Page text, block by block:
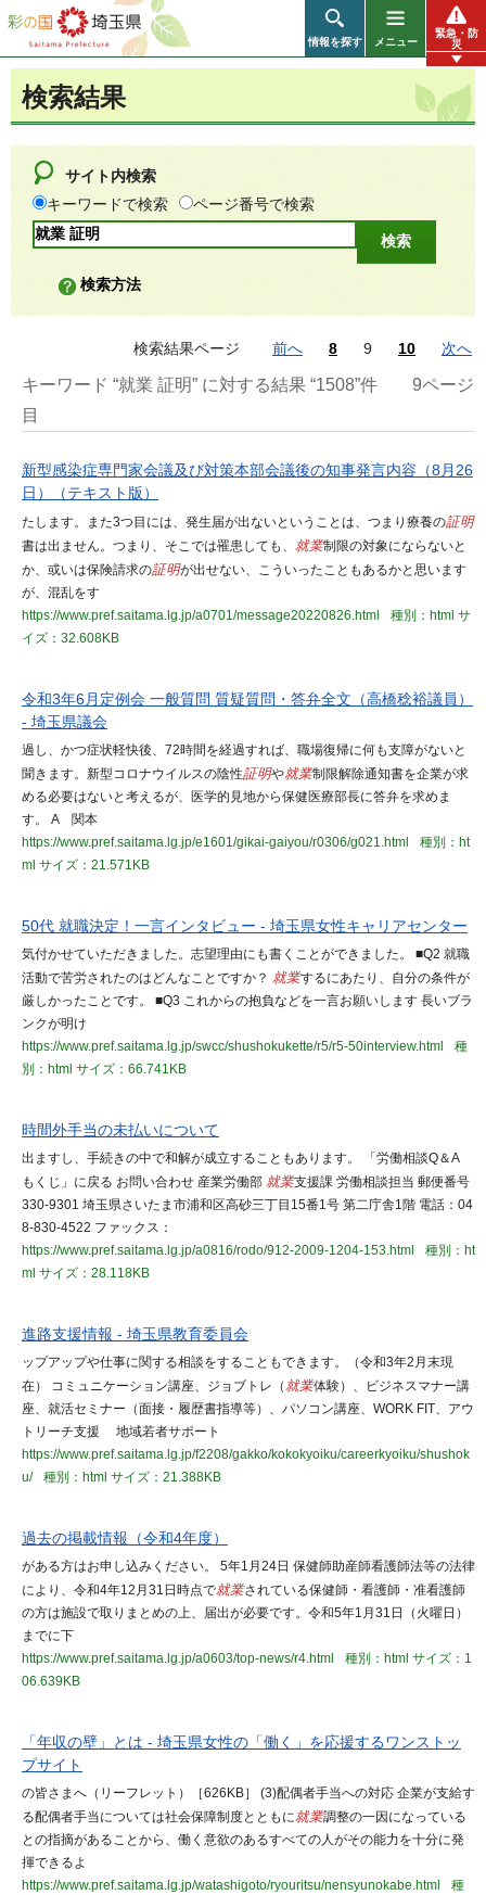
彩の国 埼玉県
情報を探す メニュー
緊急・防
災
検索結果
サイト内検索
キーワードで検索
ページ番号で検索
検索方法
検索結果ページ 前へ 8 9 10 次へ
キーワード “就業 証明” に対する結果 “1508”件
9ページ
目
新型感染症専門家会議及び対策本部会議後の知事発言内容（8月26
日）（テキスト版）
たします。また3つ目には、発生届が出ないということは、つまり療養の証明
書は出ません。つまり、そこでは罹患しても、 就業制限の対象にならないと
か、或いは保険請求の証明が出せない、こういったこともあるかと思います
が、混乱をす
https://www.pref.saitama.lg.jp/a0701/message20220826.html
種別：html サ
イズ：32.608KB
令和3年6月定例会 一般質問 質疑質問・答弁全文（高橋稔裕議員）
- 埼玉県議会
過し、かつ症状軽快後、72時間を経過すれば、職場復帰に何も支障がないと
聞きます。新型コロナウイルスの陰性証明や就業制限解除通知書を企業が求
める必要はないと考えるが、医学的見地から保健医療部長に答弁を求めま
す。 A 関本
https://www.pref.saitama.lg.jp/e1601/gikai-gaiyou/r0306/g021.html
種別：ht
ml サイズ：21.571KB
50代 就職決定！一言インタビュー - 埼玉県女性キャリアセンター
気付かせていただきました。志望理由にも書くことができました。 ■Q2 就職
活動で苦労されたのはどんなことですか？ 就業するにあたり、自分の条件が
厳しかったことです。 ■Q3 これからの抱負などを一言お願いします 長いブラ
ンクが明け
https://www.pref.saitama.lg.jp/swcc/shushokukette/r5/r5-50interview.html
種
別：html サイズ：66.741KB
時間外手当の未払いについて
出ますし、手続きの中で和解が成立することもあります。 「労働相談Q＆A
もくじ」に戻る お問い合わせ 産業労働部 就業支援課 労働相談担当 郵便番号
330-9301 埼玉県さいたま市浦和区高砂三丁目15番1号 第二庁舎1階 電話：04
8-830-4522 ファックス：
https://www.pref.saitama.lg.jp/a0816/rodo/912-2009-1204-153.html
種別：ht
ml サイズ：28.118KB
進路支援情報 - 埼玉県教育委員会
ップアップや仕事に関する相談をすることもできます。（令和3年2月末現
在） コミュニケーション講座、ジョブトレ（就業体験）、ビジネスマナー講
座、就活セミナー（面接・履歴書指導等）、パソコン講座、WORK FIT、アウ
トリーチ支援 地域若者サポート
https://www.pref.saitama.lg.jp/f2208/gakko/kokokyoiku/careerkyoiku/shushok
u/
種別：html サイズ：21.388KB
過去の掲載情報（令和4年度）
がある方はお申し込みください。 5年1月24日 保健師助産師看護師法等の法律
により、令和4年12月31日時点で就業されている保健師・看護師・准看護師
の方は施設で取りまとめの上、届出が必要です。令和5年1月31日（火曜日）
までに下
https://www.pref.saitama.lg.jp/a0603/top-news/r4.html
種別：html サイズ：1
06.639KB
「年収の壁」とは - 埼玉県女性の「働く」を応援するワンストッ
プサイト
の皆さまへ（リーフレット）［626KB］ (3)配偶者手当への対応 企業が支給す
る配偶者手当については社会保障制度とともに就業調整の一因になっている
との指摘があることから、働く意欲のあるすべての人がその能力を十分に発
揮できるよ
https://www.pref.saitama.lg.jp/watashigoto/ryouritsu/nensyunokabe.html
種